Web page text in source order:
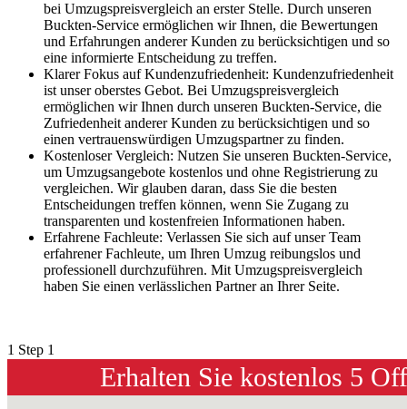
bei Umzugspreisvergleich an erster Stelle. Durch unseren
Buckten-Service ermöglichen wir Ihnen, die Bewertungen
und Erfahrungen anderer Kunden zu berücksichtigen und so
eine informierte Entscheidung zu treffen.
Klarer Fokus auf Kundenzufriedenheit: Kundenzufriedenheit
ist unser oberstes Gebot. Bei Umzugspreisvergleich
ermöglichen wir Ihnen durch unseren Buckten-Service, die
Zufriedenheit anderer Kunden zu berücksichtigen und so
einen vertrauenswürdigen Umzugspartner zu finden.
Kostenloser Vergleich: Nutzen Sie unseren Buckten-Service,
um Umzugsangebote kostenlos und ohne Registrierung zu
vergleichen. Wir glauben daran, dass Sie die besten
Entscheidungen treffen können, wenn Sie Zugang zu
transparenten und kostenfreien Informationen haben.
Erfahrene Fachleute: Verlassen Sie sich auf unser Team
erfahrener Fachleute, um Ihren Umzug reibungslos und
professionell durchzuführen. Mit Umzugspreisvergleich
haben Sie einen verlässlichen Partner an Ihrer Seite.
1 Step 1
Erhalten Sie kostenlos 5